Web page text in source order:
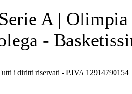
A |
-
i diritti riservati - P.IVA 12914790154